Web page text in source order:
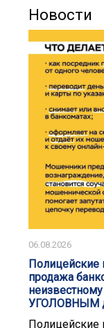
Новости
06.08.2026
продажа
УГОЛОВНЫМ